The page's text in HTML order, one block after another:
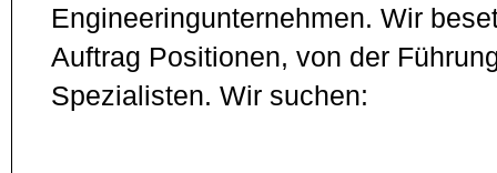
Engineeringunternehmen. Wir
Auftrag Positionen, von der
Spezialisten. Wir suchen: